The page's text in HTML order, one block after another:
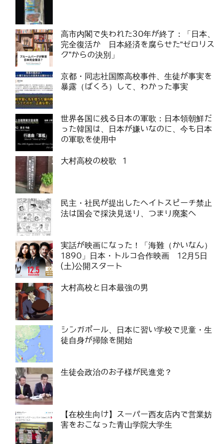
高市内閣で失われた30年が終了：「日本、
完全復活か 日本経済を腐らせた“ゼロリス
ク”からの決別」
京都・同志社国際高校事件、生徒が事実を
暴露（ばくろ）して、わかった事実
世界各国に残る日本の軍歌：日本領朝鮮だ
った韓国は、日本が嫌いなのに、今も日本
の軍歌を使用中
大村高校の校歌 1
民主・社民が提出したヘイトスピーチ禁止
法は国会で採決見送り、つまり廃案へ
実話が映画になった！「海難（かいなん）
1890」日本・トルコ合作映画 12月5日
(土)公開スタート
大村高校と日本最強の男
シンガポール、日本に習い学校で児童・生
徒自身が掃除を開始
生徒会政治のお子様が民進党？
【在校生向け】スーパー西友店内で営業妨
害をおこなった青山学院大学生